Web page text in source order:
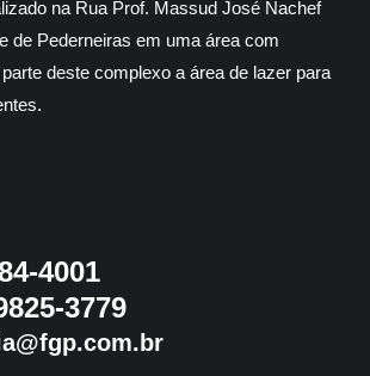
na Rua Prof. Massud José Nachef
de Pederneiras em uma área com
deste complexo a área de lazer para
4001
3779